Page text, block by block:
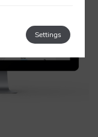
Settings